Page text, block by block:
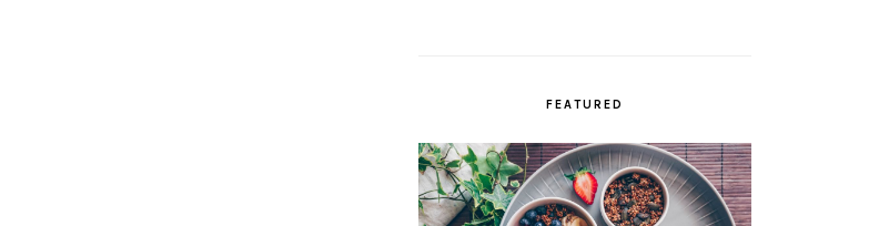
FEATURED